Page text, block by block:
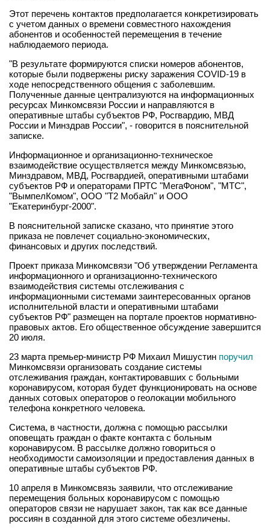
Этот перечень контактов предполагается конкретизировать
с учетом данных о времени совместного нахождения
абонентов и особенностей перемещения в течение
наблюдаемого периода.
"В результате формируются списки номеров абонентов,
которые были подвержены риску заражения COVID-19 в
ходе непосредственного общения с заболевшим.
Полученные данные централизуются на информационных
ресурсах Минкомсвязи России и направляются в
оперативные штабы субъектов РФ, Росгвардию, МВД
России и Минздрав России", - говорится в пояснительной
записке.
Информационное и организационно-техническое
взаимодействие осуществляется между Минкомсвязью,
Минздравом, МВД, Росгвардией, оперативными штабами
субъектов РФ и операторами ПРТС "МегаФоном", "МТС",
"ВымпелКомом", ООО "Т2 Мобайл" и ООО
"Екатеринбург-2000".
В пояснительной записке сказано, что принятие этого
приказа не повлечет социально-экономических,
финансовых и других последствий.
Проект приказа Минкомсвязи "Об утверждении Регламента
информационного и организационно-технического
взаимодействия системы отслеживания с
информационными системами заинтересованных органов
исполнительной власти и оперативными штабами
субъектов РФ" размещен на портале проектов нормативно-
правовых актов. Его общественное обсуждение завершится
20 июля.
23 марта премьер-министр РФ Михаил Мишустин поручил
Минкомсвязи организовать создание системы
отслеживания граждан, контактировавших с больными
коронавирусом, которая будет функционировать на основе
данных сотовых операторов о геолокации мобильного
телефона конкретного человека.
Система, в частности, должна с помощью рассылки
оповещать граждан о факте контакта с больным
коронавирусом. В рассылке должно говориться о
необходимости самоизоляции и предоставления данных в
оперативные штабы субъектов РФ.
10 апреля в Минкомсвязь заявили, что отслеживание
перемещения больных коронавирусом с помощью
операторов связи не нарушает закон, так как все данные
россиян в созданной для этого системе обезличены.